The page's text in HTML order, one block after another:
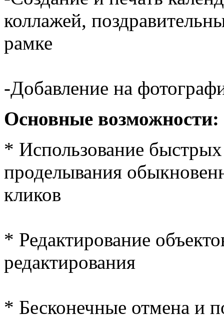
коллажей,
рамке
-Добавление на
Основные возможности:
* Использование
проделывания
кликов
* Редактирование
редактирования
* Бесконечные отмена и